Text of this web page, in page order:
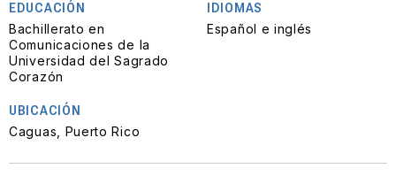
EDUCACIÓN
Bachillerato en
Comunicaciones de la
Universidad del Sagrado
Corazón
IDIOMAS
Español e inglés
UBICACIÓN
Caguas, Puerto Rico